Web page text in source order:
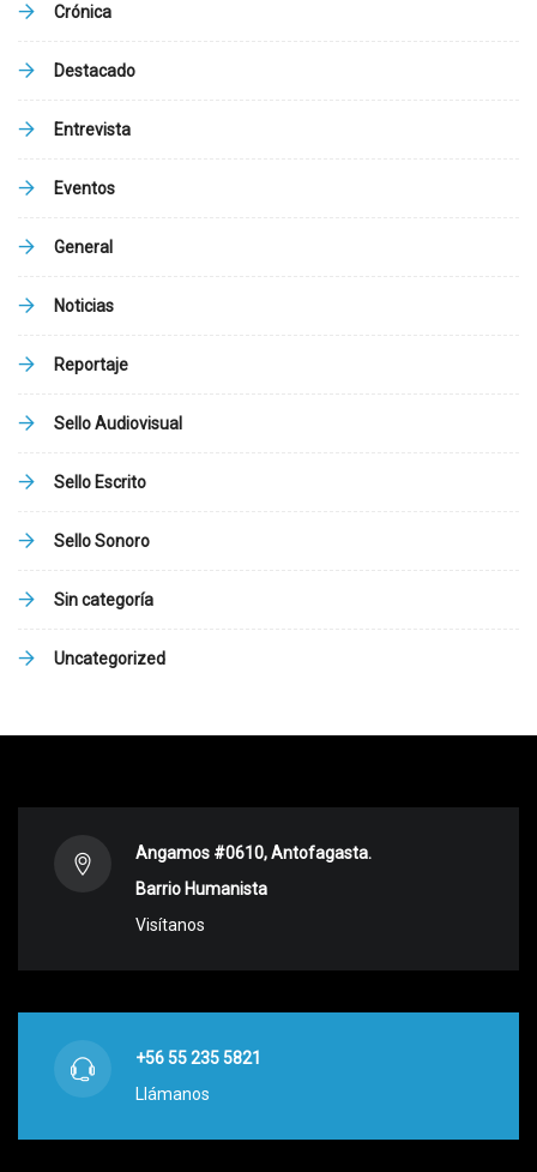
Crónica
Destacado
Entrevista
Eventos
General
Noticias
Reportaje
Sello Audiovisual
Sello Escrito
Sello Sonoro
Sin categoría
Uncategorized
Angamos #0610, Antofagasta.
Barrio Humanista
Visítanos
+56 55 235 5821
Llámanos